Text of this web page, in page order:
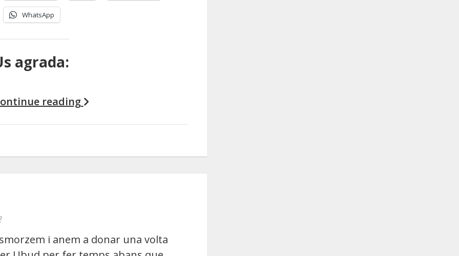
WhatsApp
agrada:
reading
i anem a donar una volta